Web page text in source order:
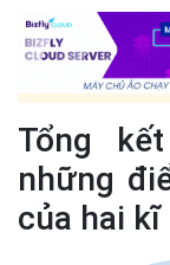
Tổng
những
của hai